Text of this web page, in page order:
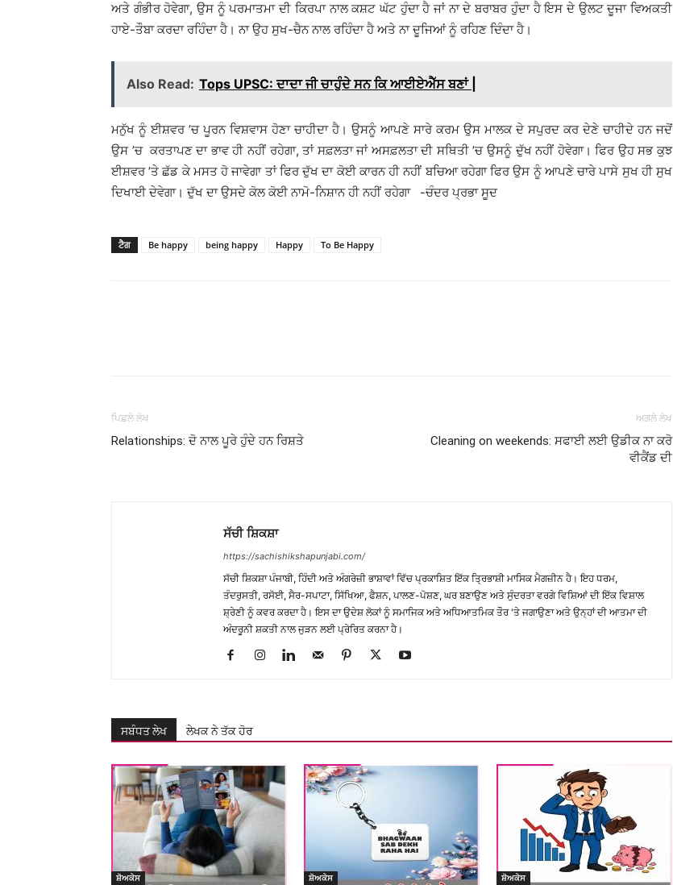
ਅਤੇ ਗੰਭੀਰ ਹੋਵੇਗਾ, ਉਸ ਨੂੰ ਪਰਮਾਤਮਾ ਦੀ ਕਿਰਪਾ ਨਾਲ ਕਸ਼ਟ ਘੱਟ ਹੁੰਦਾ ਹੈ ਜਾਂ ਨਾ ਦੇ ਬਰਾਬਰ ਹੁੰਦਾ ਹੈ ਇਸ ਦੇ ਉਲਟ ਦੂਜਾ ਵਿਅਕਤੀ
ਹਾਏ-ਤੌਬਾ ਕਰਦਾ ਰਹਿੰਦਾ ਹੈ। ਨਾ ਉਹ ਸੁਖ-ਚੈਨ ਨਾਲ ਰਹਿੰਦਾ ਹੈ ਅਤੇ ਨਾ ਦੂਜਿਆਂ ਨੂੰ ਰਹਿਣ ਦਿੰਦਾ ਹੈ।
Also Read: Tops UPSC: ਦਾਦਾ ਜੀ ਚਾਹੁੰਦੇ ਸਨ ਕਿ ਆਈਏਐੱਸ ਬਣਾਂ |
ਮਨੁੱਖ ਨੂੰ ਈਸ਼ਵਰ ’ਚ ਪੂਰਨ ਵਿਸ਼ਵਾਸ ਹੋਣਾ ਚਾਹੀਦਾ ਹੈ। ਉਸਨੂੰ ਆਪਣੇ ਸਾਰੇ ਕਰਮ ਉਸ ਮਾਲਕ ਦੇ ਸਪੁਰਦ ਕਰ ਦੇਣੇ ਚਾਹੀਦੇ ਹਨ ਜਦੋਂ
ਉਸ ’ਚ ਕਰਤਾਪਣ ਦਾ ਭਾਵ ਹੀ ਨਹੀਂ ਰਹੇਗਾ, ਤਾਂ ਸਫ਼ਲਤਾ ਜਾਂ ਅਸਫ਼ਲਤਾ ਦੀ ਸਥਿਤੀ ’ਚ ਉਸਨੂੰ ਦੁੱਖ ਨਹੀਂ ਹੋਵੇਗਾ। ਫਿਰ ਉਹ ਸਭ ਕੁਝ
ਈਸ਼ਵਰ ’ਤੇ ਛੱਡ ਕੇ ਮਸਤ ਹੋ ਜਾਵੇਗਾ ਤਾਂ ਫਿਰ ਦੁੱਖ ਦਾ ਕੋਈ ਕਾਰਨ ਹੀ ਨਹੀਂ ਬਚਿਆ ਰਹੇਗਾ ਫਿਰ ਉਸ ਨੂੰ ਆਪਣੇ ਚਾਰੇ ਪਾਸੇ ਸੁਖ ਹੀ ਸੁਖ
ਦਿਖਾਈ ਦੇਵੇਗਾ। ਦੁੱਖ ਦਾ ਉਸਦੇ ਕੋਲ ਕੋਈ ਨਾਮੋ-ਨਿਸ਼ਾਨ ਹੀ ਨਹੀਂ ਰਹੇਗਾ -ਚੰਦਰ ਪ੍ਰਭਾ ਸੂਦ
ਟੈਗ Be happy being happy Happy To Be Happy
ਪਿਛਲੇ ਲੇਖ
Relationships: ਦੋ ਨਾਲ ਪੂਰੇ ਹੁੰਦੇ ਹਨ ਰਿਸ਼ਤੇ
ਅਗਲੇ ਲੇਖ
Cleaning on weekends: ਸਫਾਈ ਲਈ ਉਡੀਕ ਨਾ ਕਰੋ
ਵੀਕੈਂਡ ਦੀ
ਸੱਚੀ ਸ਼ਿਕਸ਼ਾ
https://sachishikshapunjabi.com/
ਸੱਚੀ ਸ਼ਿਕਸ਼ਾ ਪੰਜਾਬੀ, ਹਿੰਦੀ ਅਤੇ ਅੰਗਰੇਜ਼ੀ ਭਾਸ਼ਾਵਾਂ ਵਿੱਚ ਪ੍ਰਕਾਸ਼ਿਤ ਇੱਕ ਤ੍ਰਿਭਾਸ਼ੀ ਮਾਸਿਕ ਮੈਗਜ਼ੀਨ ਹੈ। ਇਹ ਧਰਮ,
ਤੰਦਰੁਸਤੀ, ਰਸੋਈ, ਸੈਰ-ਸਪਾਟਾ, ਸਿੱਖਿਆ, ਫੈਸ਼ਨ, ਪਾਲਣ-ਪੋਸ਼ਣ, ਘਰ ਬਣਾਉਣ ਅਤੇ ਸੁੰਦਰਤਾ ਵਰਗੇ ਵਿਸ਼ਿਆਂ ਦੀ ਇੱਕ ਵਿਸ਼ਾਲ
ਸ਼੍ਰੇਣੀ ਨੂੰ ਕਵਰ ਕਰਦਾ ਹੈ। ਇਸ ਦਾ ਉਦੇਸ਼ ਲੋਕਾਂ ਨੂੰ ਸਮਾਜਿਕ ਅਤੇ ਅਧਿਆਤਮਿਕ ਤੌਰ 'ਤੇ ਜਗਾਉਣਾ ਅਤੇ ਉਨ੍ਹਾਂ ਦੀ ਆਤਮਾ ਦੀ
ਅੰਦਰੂਨੀ ਸ਼ਕਤੀ ਨਾਲ ਜੁੜਨ ਲਈ ਪ੍ਰੇਰਿਤ ਕਰਨਾ ਹੈ।
ਸਬੰਧਤ ਲੇਖ ਲੇਖਕ ਨੇ ਤੱਕ ਹੋਰ
ਸ਼ੋਅਕੇਸ ਸ਼ੋਅਕੇਸ ਸ਼ੋਅਕੇਸ